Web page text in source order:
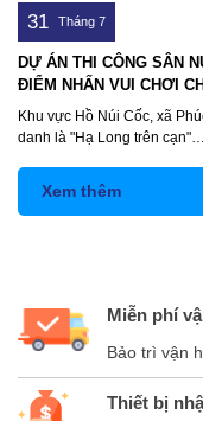
31 Tháng 7
DỰ ÁN THI CÔNG SÂN
ĐIỂM NHẤN VUI CHƠI
Khu vực Hồ Núi Cốc, xã
danh là "Hạ Long trên cạn"…
Xem thêm
Miễn phí
Bảo trì vận
Thiết bị